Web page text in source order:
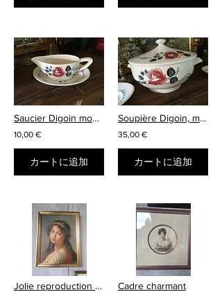
Saucier Digoin modèle Albinque
10,00 €
カートに追加
Soupière Digoin, modèle Albinque
35,00 €
カートに追加
Jolie reproduction encadrée Cadre charmant